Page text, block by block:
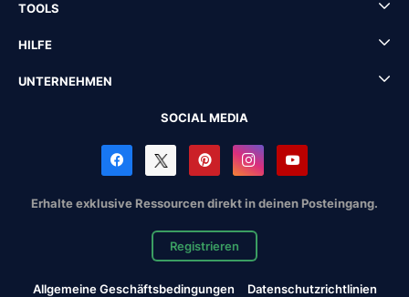
TOOLS
HILFE
UNTERNEHMEN
SOCIAL MEDIA
Erhalte exklusive Ressourcen direkt in deinen Posteingang.
Registrieren
Allgemeine Geschäftsbedingungen
Datenschutzrichtlinien